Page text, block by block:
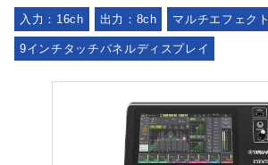
入力：16ch 出力：8ch マルチエフェクト
9インチタッチパネルディスプレイ